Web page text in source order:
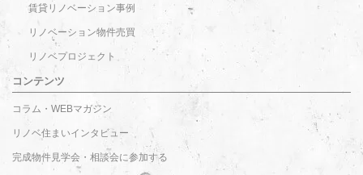
賃貸リノベーション事例
リノベーション物件売買
リノベプロジェクト
コンテンツ
コラム・WEBマガジン
リノベ住まいインタビュー
完成物件見学会・相談会に参加する